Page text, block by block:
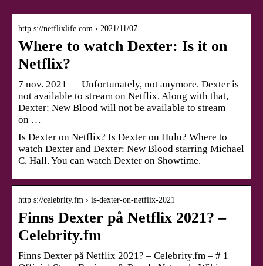
http s://netflixlife.com › 2021/11/07
Where to watch Dexter: Is it on
Netflix?
7 nov. 2021 — Unfortunately, not anymore. Dexter is
not available to stream on Netflix. Along with that,
Dexter: New Blood will not be available to stream
on …
Is Dexter on Netflix? Is Dexter on Hulu? Where to
watch Dexter and Dexter: New Blood starring Michael
C. Hall. You can watch Dexter on Showtime.
http s://celebrity.fm › is-dexter-on-netflix-2021
Finns Dexter på Netflix 2021? –
Celebrity.fm
Finns Dexter på Netflix 2021? – Celebrity.fm – # 1